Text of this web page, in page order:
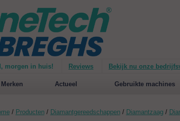
morgen in huis! Reviews Bekijk nu onze
van de Mirage 1500 Nieuw op de website:
Merken Actueel Gebruikte machines
/ Producten/ Diamantgereedschappen/ Diamantzaag/